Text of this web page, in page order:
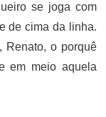
se joga com
de cima da linha.
Renato, o porquê
em meio aquela